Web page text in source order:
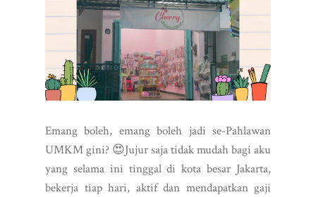
Emang boleh, emang boleh jadi se-Pahlawan
UMKM gini? 😍Jujur saja tidak mudah bagi aku
yang selama ini tinggal di kota besar Jakarta,
bekerja tiap hari, aktif dan mendapatkan gaji